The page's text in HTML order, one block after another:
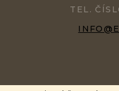
TEL.